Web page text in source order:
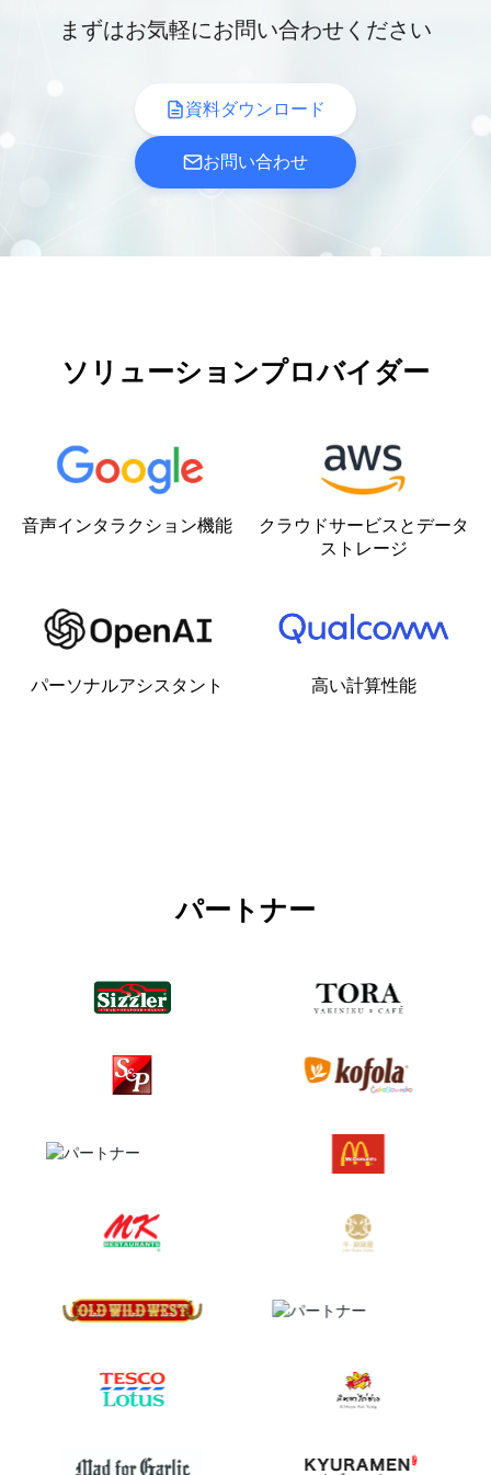
まずはお気軽にお問い合わせください
資料ダウンロード
お問い合わせ
ソリューションプロバイダー
音声インタラクション機能
クラウドサービスとデータ
ストレージ
パーソナルアシスタント 高い計算性能
パートナー